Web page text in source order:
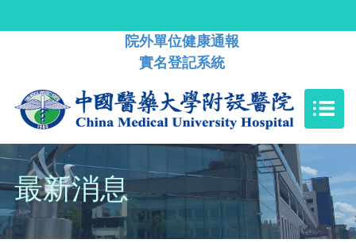
院外單位健康通報
實名登記系統
最新消息